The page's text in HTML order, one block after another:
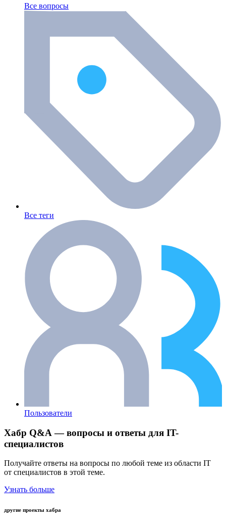
Все вопросы
Все теги
Пользователи
Хабр Q&A — вопросы и ответы для IT-
специалистов
Получайте ответы на вопросы по любой теме из области IT
от специалистов в этой теме.
Узнать больше
другие проекты хабра